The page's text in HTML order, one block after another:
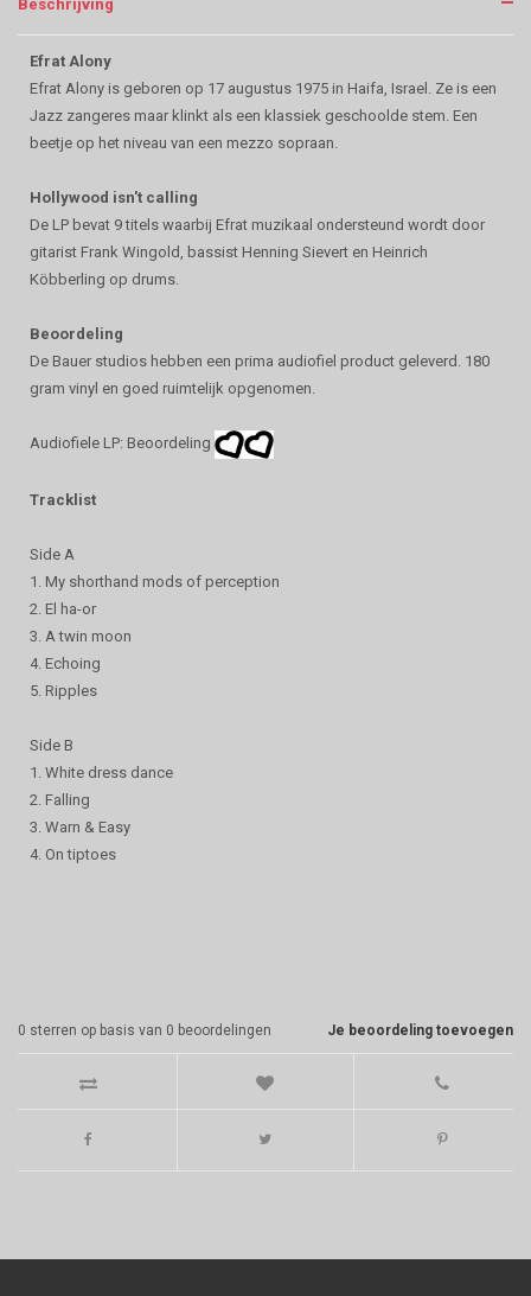
Beschrijving
Efrat Alony
Efrat Alony is geboren op 17 augustus 1975 in Haifa, Israel. Ze is een
Jazz zangeres maar klinkt als een klassiek geschoolde stem. Een
beetje op het niveau van een mezzo sopraan.
Hollywood isn't calling
De LP bevat 9 titels waarbij Efrat muzikaal ondersteund wordt door
gitarist Frank Wingold, bassist Henning Sievert en Heinrich
Köbberling op drums.
Beoordeling
De Bauer studios hebben een prima audiofiel product geleverd. 180
gram vinyl en goed ruimtelijk opgenomen.
Audiofiele LP: Beoordeling
Tracklist
Side A
1. My shorthand mods of perception
2. El ha-or
3. A twin moon
4. Echoing
5. Ripples
Side B
1. White dress dance
2. Falling
3. Warn & Easy
4. On tiptoes
Je beoordeling toevoegen
0 sterren op basis van 0 beoordelingen